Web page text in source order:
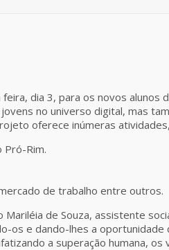
dia 3, para os novos alunos
no universo digital, mas
oferece inúmeras
Pró-Rim.
de trabalho entre outros.
de Souza, assistente
os e dando-lhes a
a superação humana,